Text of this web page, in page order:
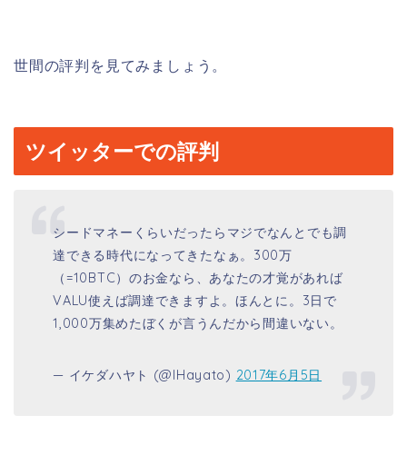
世間の評判を見てみましょう。
ツイッターでの評判
シードマネーくらいだったらマジでなんとでも調
達できる時代になってきたなぁ。300万
（=10BTC）のお金なら、あなたの才覚があれば
VALU使えば調達できますよ。ほんとに。3日で
1,000万集めたぼくが言うんだから間違いない。
— イケダハヤト (@IHayato) 2017年6月5日